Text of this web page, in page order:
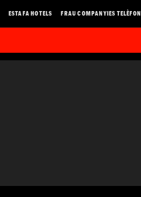
ESTAFA HOTELS FRAU COMPANYIES TELÈFON